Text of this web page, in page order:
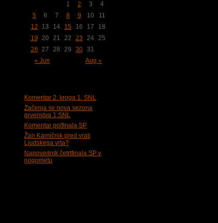
« Jun Aug »
1 2 3
4
5
6 7 8 9 10
11
12
13 14 15 16 17
18
19 20 21 22 23 24 25
26 27 28 29 30 31
Komentar 2. kroga 1. SNL
Začenja se nova sezona
prvenstva 1 SNL
Komentar polfinala SP
Žan Karničnik pred vrati
Ljudskega vrta?
Napovednik četrtfinala SP v
nogometu